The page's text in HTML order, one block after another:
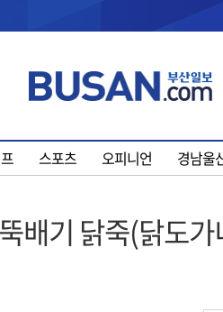
스포츠 오피니언 경남울
배기 닭죽(닭도